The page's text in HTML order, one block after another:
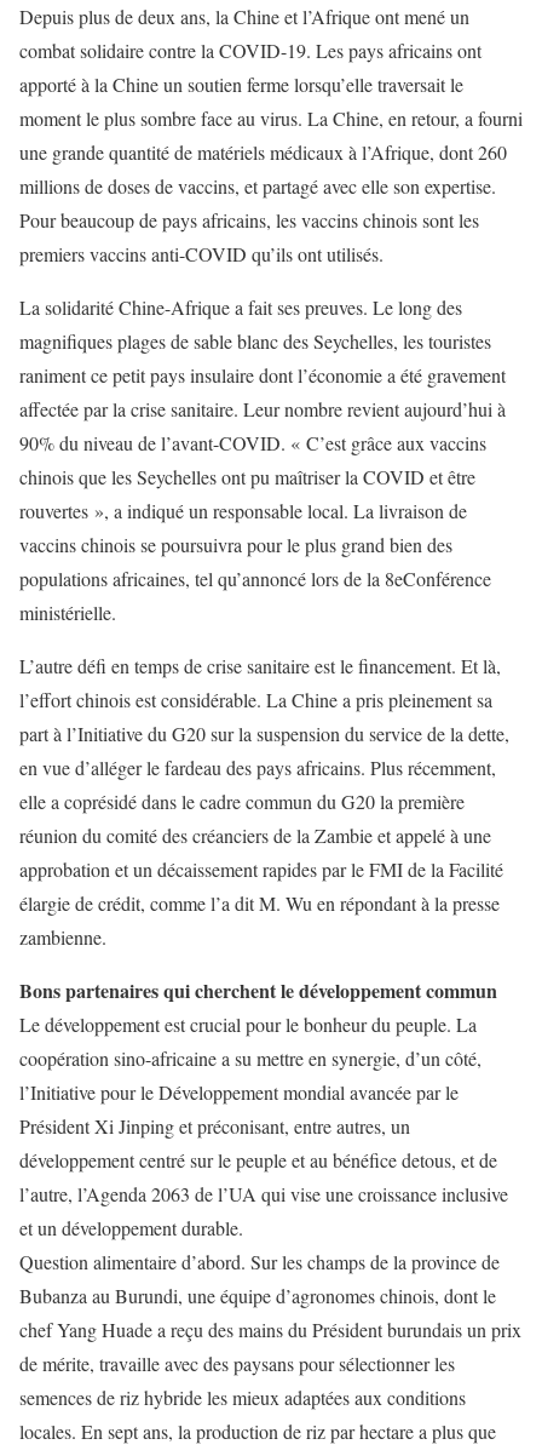
Depuis plus de deux ans, la Chine et l’Afrique ont mené un
combat solidaire contre la COVID-19. Les pays africains ont
apporté à la Chine un soutien ferme lorsqu’elle traversait le
moment le plus sombre face au virus. La Chine, en retour, a fourni
une grande quantité de matériels médicaux à l’Afrique, dont260
millionsde doses de vaccins, et partagé avec elle son expertise.
Pourbeaucoup de pays africains, les vaccins chinois sont les
premiers vaccins anti-COVID qu’ils ont utilisés.
La solidarité Chine-Afriquea fait ses preuves. Le long des
magnifiques plages desable blanc des Seychelles, les touristes
ranimentce petit pays insulaire dont l’économiea été gravement
affectée par la crise sanitaire. Leur nombre revient aujourd’hui à
90% du niveau de l’avant-COVID. « C’est grâce aux vaccins
chinois que les Seychelles ont pu maîtriser la COVID et être
rouvertes », a indiqué un responsable local. La livraison de
vaccins chinois se poursuivra pour le plus grand bien des
populations africaines, tel qu’annoncé lors de la 8eConférence
ministérielle.
L’autre défi en temps de crise sanitaire est le financement. Et là,
l’effort chinois est considérable. La Chine a pris pleinement sa
part à l’Initiative du G20 sur la suspension du service de la dette,
en vue d’alléger le fardeau des pays africains. Plus récemment,
elle a coprésidé dans le cadre commun du G20 la première
réunion du comité des créanciers de la Zambie et appelé à une
approbation et un décaissement rapides par le FMI de la Facilité
élargie de crédit, comme l’a dit M. Wu en répondant à la presse
zambienne.
Bons partenairesquicherchentledéveloppement commun
Le développement est crucial pour le bonheur du peuple. La
coopération sino-africaine a su mettre en synergie, d’un côté,
l’Initiative pour le Développement mondial avancée par le
Président Xi Jinping et préconisant, entre autres, un
développementcentré surle peuple et au bénéficedetous, etde
l’autre, l’Agenda 2063 de l’UA qui vise une croissance inclusive
et un développement durable.
Question alimentaired’abord. Sur les champsdela province de
Bubanza au Burundi, une équipe d’agronomes chinois, dont le
chef Yang Huade a reçu des mains du Président burundais un prix
de mérite, travaille avec des paysans pour sélectionner les
semences de riz hybride les mieux adaptées aux conditions
locales. En sept ans, la production de riz par hectare a plus que